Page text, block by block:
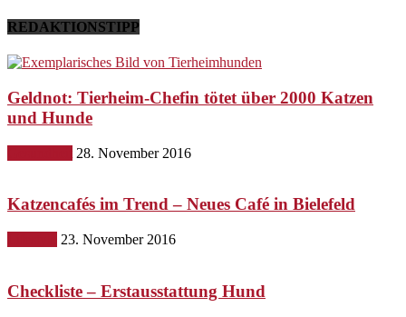
REDAKTIONSTIPP
Geldnot: Tierheim-Chefin tötet über 2000 Katzen
und Hunde
28. November 2016
Katzencafés im Trend – Neues Café in Bielefeld
23. November 2016
Checkliste – Erstausstattung Hund